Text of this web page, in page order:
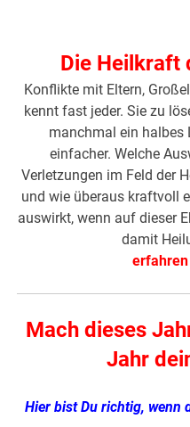
Die Heilkraft
Konflikte mit Eltern,
kennt fast jeder. Sie zu
manchmal ein halbes
einfacher. Welche
Verletzungen im Feld der
und wie überaus kraftvoll
auswirkt, wenn auf dieser
damit
erfahren
Mach dieses
Jahr
Hier bist Du richtig, wenn